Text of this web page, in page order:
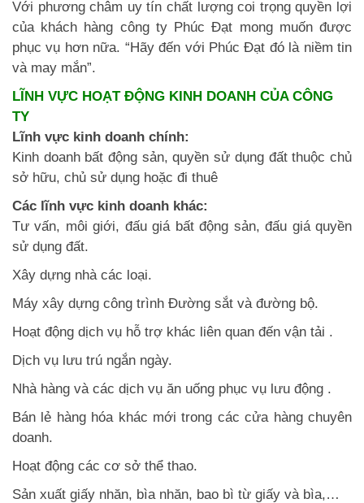
Với phương châm uy tín chất lượng coi trọng quyền lợi
của khách hàng công ty Phúc Đạt mong muốn được
phục vụ hơn nữa. “Hãy đến với Phúc Đạt đó là niềm tin
và may mắn”.
LĨNH VỰC HOẠT ĐỘNG KINH DOANH CỦA CÔNG
TY
Lĩnh vực kinh doanh chính:
Kinh doanh bất động sản, quyền sử dụng đất thuộc chủ
sở hữu, chủ sử dụng hoặc đi thuê
Các lĩnh vực kinh doanh khác:
Tư vấn, môi giới, đấu giá bất động sản, đấu giá quyền
sử dụng đất.
Xây dựng nhà các loại.
Máy xây dựng công trình Đường sắt và đường bộ.
Hoạt động dịch vụ hỗ trợ khác liên quan đến vận tải .
Dịch vụ lưu trú ngắn ngày.
Nhà hàng và các dịch vụ ăn uống phục vụ lưu động .
Bán lẻ hàng hóa khác mới trong các cửa hàng chuyên
doanh.
Hoạt động các cơ sở thể thao.
Sản xuất giấy nhăn, bìa nhăn, bao bì từ giấy và bìa,…